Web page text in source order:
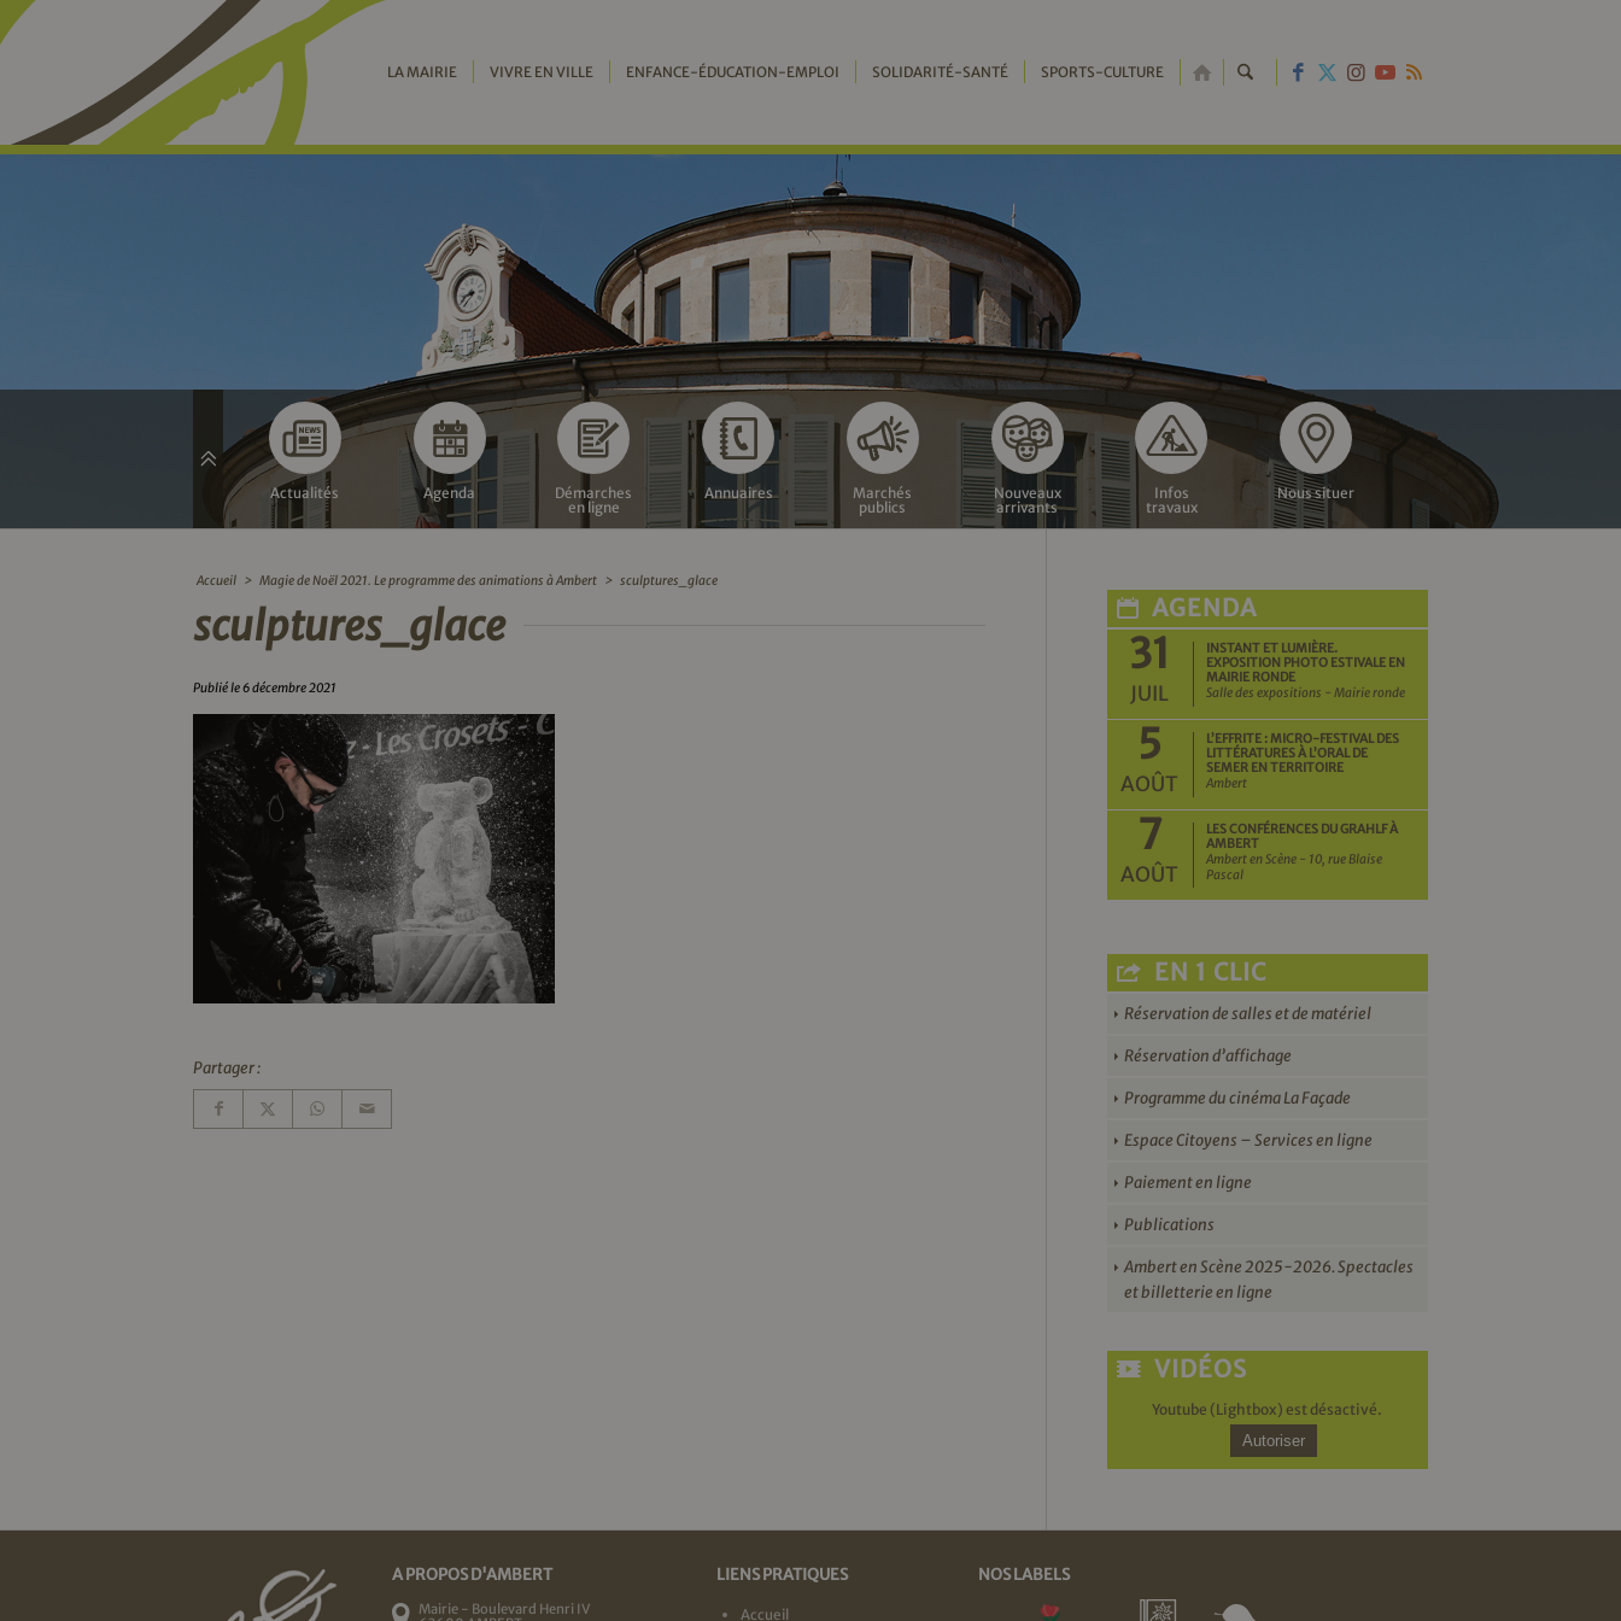
LA MAIRIE VIVRE EN VILLE ENFANCE-ÉDUCATION-EMPLOI SOLIDARITÉ-SANTÉ SPORTS-CULTURE RETOUR
Actualités Agenda
Démarches
en ligne
Annuaires
Marchés
publics
Nouveaux
arrivants
Infos
travaux
Nous situer
Accueil > Magie de Noël 2021. Le programme des animations à Ambert > sculptures_glace
sculptures_glace
Publié le 6 décembre 2021
Partager :
AGENDA
31
JUIL
INSTANT ET LUMIÈRE.
EXPOSITION PHOTO ESTIVALE EN
MAIRIE RONDE
Salle des expositions - Mairie ronde
5
AOÛT
L’EFFRITE : MICRO-FESTIVAL DES
LITTÉRATURES À L’ORAL DE
SEMER EN TERRITOIRE
Ambert
7
AOÛT
LES CONFÉRENCES DU GRAHLF À
AMBERT
Ambert en Scène - 10, rue Blaise
Pascal
EN 1 CLIC
Réservation de salles et de matériel
Réservation d’affichage
Programme du cinéma La Façade
Espace Citoyens – Services en ligne
Paiement en ligne
Publications
Ambert en Scène 2025-2026. Spectacles
et billetterie en ligne
VIDÉOS
Youtube (Lightbox) est désactivé.
Autoriser
A PROPOS D'AMBERT
Mairie - Boulevard Henri IV
LIENS PRATIQUES
Accueil
NOS LABELS